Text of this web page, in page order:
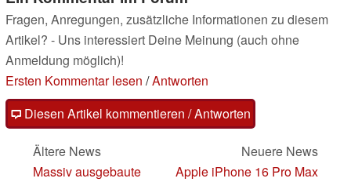
Fragen, Anregungen, zusätzliche Informationen zu diesem
Artikel? - Uns interessiert Deine Meinung (auch ohne
Anmeldung möglich)!
Ersten Kommentar lesen /Antworten
Diesen Artikel kommentieren / Antworten
Ältere News
Massiv ausgebaute
Neuere News
Apple iPhone 16 Pro Max